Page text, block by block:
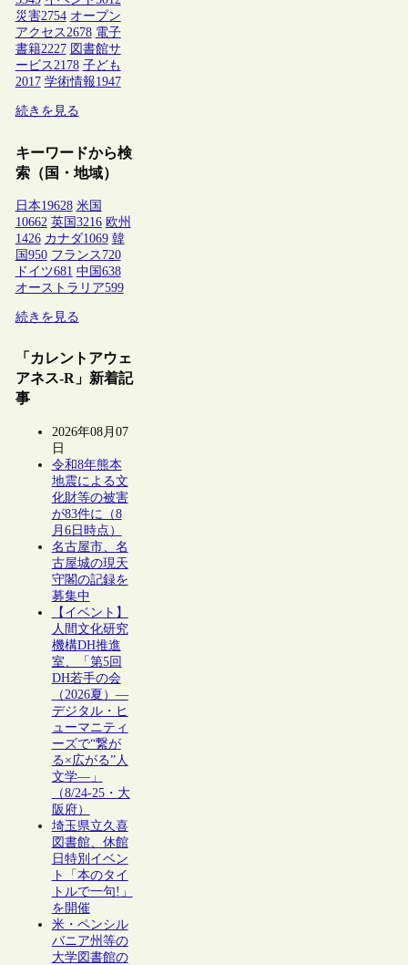
災害2754 オープン
アクセス2678 電子
書籍2227 図書館サ
ービス2178 子ども
2017 学術情報1947
続きを見る
キーワードから検
索（国・地域）
日本19628 米国
10662 英国 3216 欧州
1426 カナダ1069 韓
国 950 フランス 720
ドイツ681 中国 638
オーストラリア599
続きを見る
「カレントアウェ
アネス-R」新着記
事
2026年08月07
日
令和8年熊本
地震による文
化財等の被害
が83件に（8
月6日時点）
名古屋市、名
古屋城の現天
守閣の記録を
募集中
【イベント】
人間文化研究
機構DH推進
室、「第5回
DH若手の会
（2026夏）―
デジタル・ヒ
ューマニティ
ーズで“繋が
る×広がる”人
文学―」
（8/24-25・大
阪府）
埼玉県立久喜
図書館、休館
日特別イベン
ト「本のタイ
トルで一句!」
を開催
米・ペンシル
バニア州等の
大学図書館の